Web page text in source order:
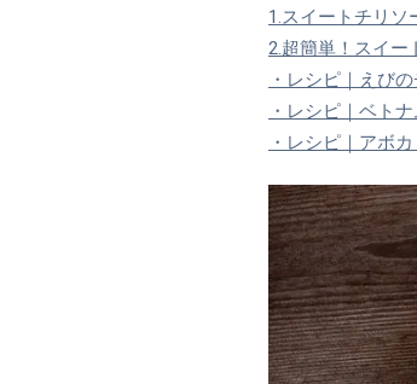
1.スイートチリソ
2.超簡単！スイー
・レシピ｜えび
・レシピ｜ベト
・レシピ｜アボ